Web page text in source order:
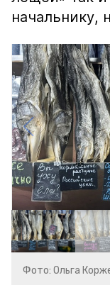
начальнику,
Фото: Ольга